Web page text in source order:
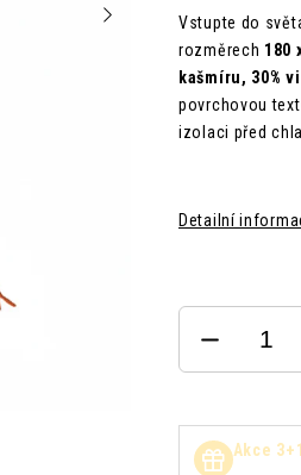
Vstupte do
rozměrech 180
kašmíru, 30%
povrchovou
izolaci před
Detailní
Akce